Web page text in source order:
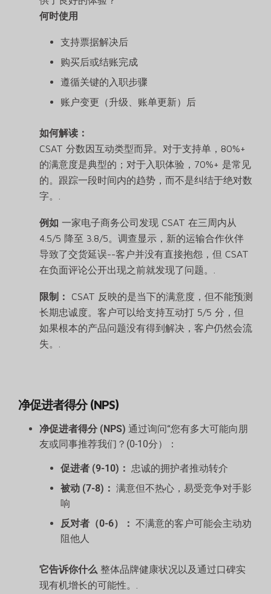
何时使用
支持票据解决后
购买后或结账完成
遵循关键的入职步骤
账户变更（升级、账单更新）后
如何解读：
CSAT 分数因互动类型而异。对于支持单，80%+
的满意度是典型的；对于入职体验，70%+ 是常见
的。跟踪一段时间内的趋势，而不是纠结于绝对数
字。.
例如 一家电子商务公司发现 CSAT 在三周内从
4.5/5 降至 3.8/5。调查显示，新的运输合作伙伴
导致了交货延误--客户并没有直接抱怨，但 CSAT
在负面评论公开出现之前就发现了问题。.
限制：
CSAT 反映的是当下的满意度，但不能预测
长期忠诚度。客户可以给支持互动打 5/5 分，但
如果根本的产品问题没有得到解决，客户仍然会流
失。.
净促进者得分 (NPS)
净促进者得分 (NPS) 通过询问“您有多大可能向朋
友或同事推荐我们？(0-10分）：
促进者 (9-10)： 忠诚的拥护者推动转介
被动 (7-8)： 满意但不热心，易受竞争对手影
响
反对者（0-6）： 不满意的客户可能会主动劝
阻他人
它告诉你什么 整体品牌健康状况以及通过口碑实
现有机增长的可能性。.